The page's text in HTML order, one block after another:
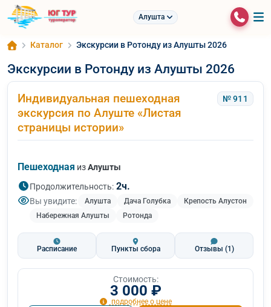
Алушта
Каталог Экскурсии в Ротонду из Алушты 2026
Экскурсии в Ротонду из Алушты 2026
Индивидуальная пешеходная
экскурсия по Алуште «Листая
страницы истории»
№ 911
Пешеходная изАлушты
Продолжительность: 2ч.
Вы увидите: Алушта Дача Голубка
Крепость Алустон
Набережная Алушты
Ротонда
Расписание Пункты сбора Отзывы (1)
Стоимость:
3 000 ₽
подробнее о цене